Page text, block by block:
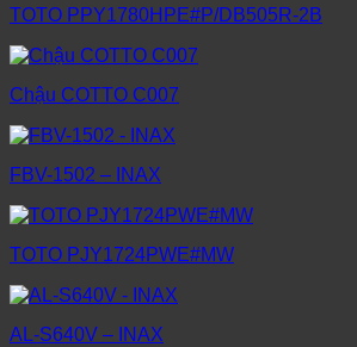
TOTO PPY1780HPE#P/DB505R-2B
Chậu COTTO C007
FBV-1502 – INAX
TOTO PJY1724PWE#MW
AL-S640V – INAX